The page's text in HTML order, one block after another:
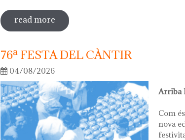
read more sobre presentació càntir gegant
76ª FESTA DEL CÀNTIR
04/08/2026
Arriba
Com
nova